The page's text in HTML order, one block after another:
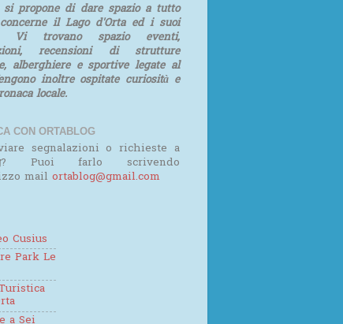
si propone di dare spazio a tutto
il Lago d'Orta ed i suoi
Vi trovano spazio eventi,
recensioni di strutture
alberghiere e sportive legate al
inoltre ospitate curiosità e
locale.
CON ORTABLOG
segnalazioni o richieste a
? Puoi farlo scrivendo
mail ortablog@gmail.com
Cusius
Park Le
a Sei